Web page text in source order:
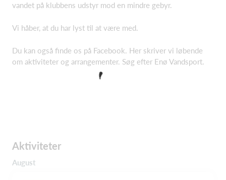
vandet på klubbens udstyr mod en mindre gebyr.
Vi håber, at du har lyst til at være med.
Du kan også finde os på Facebook. Her skriver vi løbende
om aktiviteter og arrangementer. Søg efter Enø Vandsport.
Aktiviteter
August